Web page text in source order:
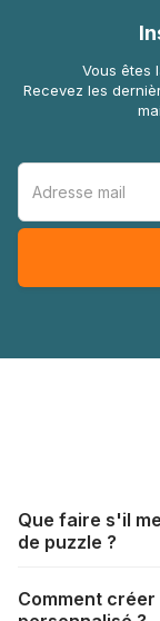
Vous êtes
Recevez les
Que faire s'il
de puzzle ?
grand soin, mais il
Comment créer